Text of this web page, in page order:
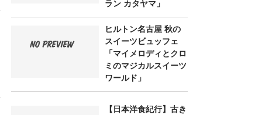
ラン カタヤマ」
ヒルトン名古屋 秋の
スイーツビュッフェ
「マイメロディとクロ
ミのマジカルスイーツ
ワールド」
【日本洋食紀行】古き